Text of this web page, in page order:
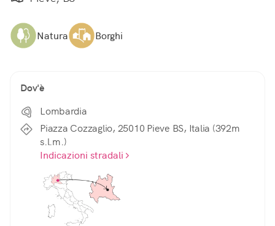
Natura Borghi
Dov'è
Lombardia
Piazza Cozzaglio, 25010 Pieve BS, Italia (392m
s.l.m.)
Indicazioni stradali